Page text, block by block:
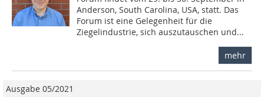
Anderson, South Carolina, USA, statt. Das
Forum ist eine Gelegenheit für die
Ziegelindustrie, sich auszutauschen und...
mehr
Ausgabe 05/2021